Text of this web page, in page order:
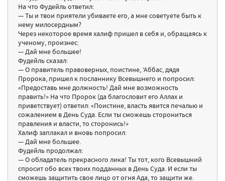
На что Фудейль ответил:
— Ты и твои приятели убиваете его, а мне советуете быть к
нему милосердным?
Через некоторое время халиф пришел в себя и, обращаясь к
ученому, произнес:
— Дай мне большее!
Фудейль сказал:
— О правитель правоверных, поистине, ‘Аббас, дядя
Пророка, пришел к посланнику Всевышнего и попросил:
«Предоставь мне должность! Дай мне возможность
править!» На что Пророк (да благословит его Аллах и
приветствует) ответил: «Поистине, власть явится печалью и
сожалением в День Суда. Если ты сможешь сторониться
правления и власти, то сторонись!»
Халиф заплакал и вновь попросил:
— Дай мне большее.
Фудейль продолжал:
— О обладатель прекрасного лика! Ты тот, кого Всевышний
спросит обо всех твоих подданных в День Суда. И если ты
сможешь защитить свое лицо от огня Ада, то защити же.